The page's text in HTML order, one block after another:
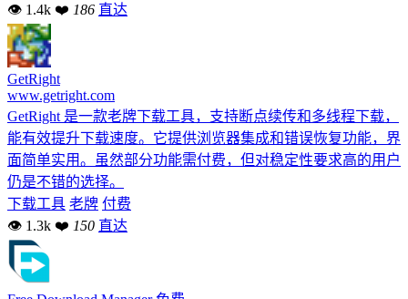
👁 1.4k ❤ 186 直达
GetRight
www.getright.com
GetRight 是一款老牌下载工具，支持断点续传和多线程下载，
能有效提升下载速度。它提供浏览器集成和错误恢复功能，界
面简单实用。虽然部分功能需付费，但对稳定性要求高的用户
仍是不错的选择。
下载工具 老牌 付费
👁 1.3k ❤ 150 直达